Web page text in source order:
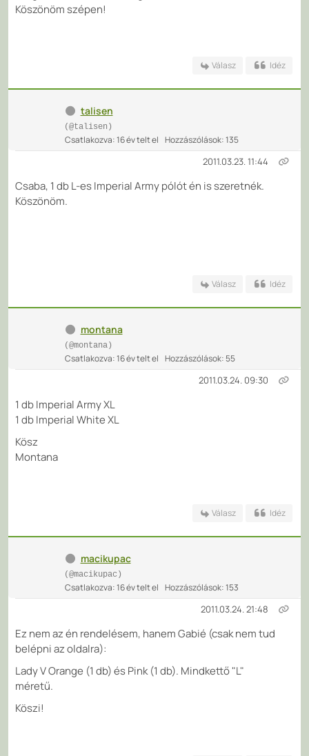
Köszönöm szépen!
Válasz Idéz
talisen
(@talisen)
Csatlakozva: 16 év telt el Hozzászólások: 135
2011.03.23. 11:44
Csaba, 1 db L-es Imperial Army pólót én is szeretnék.
Köszönöm.
Válasz Idéz
montana
(@montana)
Csatlakozva: 16 év telt el Hozzászólások: 55
2011.03.24. 09:30
1 db Imperial Army XL
1 db Imperial White XL
Kösz
Montana
Válasz Idéz
macikupac
(@macikupac)
Csatlakozva: 16 év telt el Hozzászólások: 153
2011.03.24. 21:48
Ez nem az én rendelésem, hanem Gabié (csak nem tud
belépni az oldalra):
Lady V Orange (1 db) és Pink (1 db). Mindkettő "L"
méretű.
Köszi!